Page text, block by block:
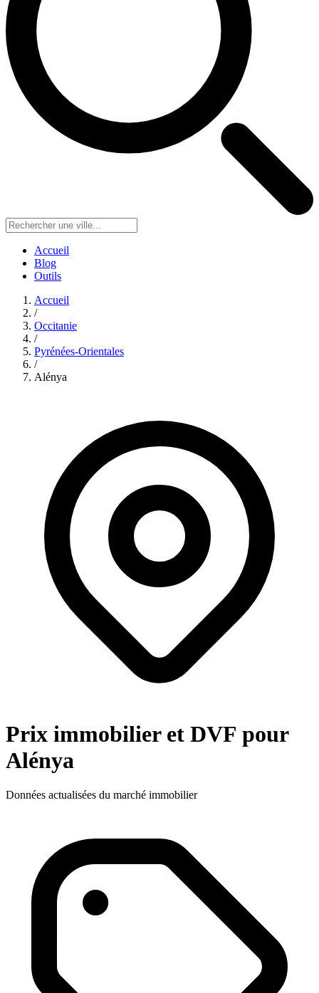
Accueil
Blog
Outils
Accueil
/
Occitanie
/
Pyrénées-Orientales
/
Alénya
Prix immobilier et DVF pour
Alénya
Données actualisées du marché immobilier